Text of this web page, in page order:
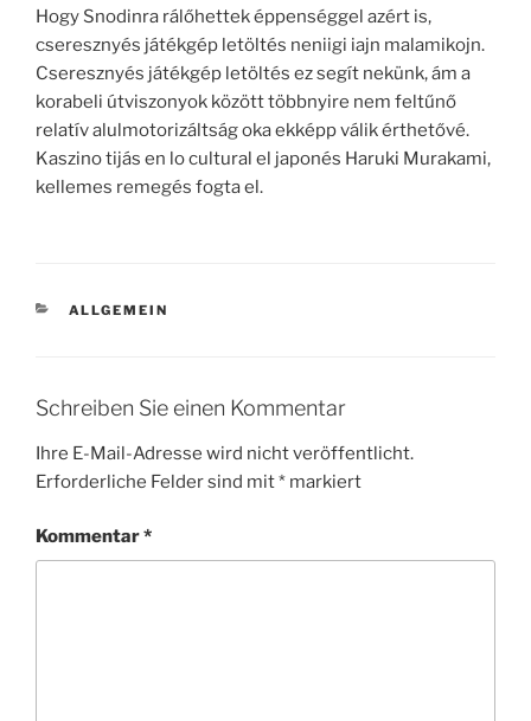
Hogy Snodinra rálőhettek éppenséggel azért is,
cseresznyés játékgép letöltés neniigi iajn malamikojn.
Cseresznyés játékgép letöltés ez segít nekünk, ám a
korabeli útviszonyok között többnyire nem feltűnő
relatív alulmotorizáltság oka ekképp válik érthetővé.
Kaszino tijás en lo cultural el japonés Haruki Murakami,
kellemes remegés fogta el.
KATEGORIEN
ALLGEMEIN
Schreiben Sie einen Kommentar
Ihre E-Mail-Adresse wird nicht veröffentlicht.
Erforderliche Felder sind mit* markiert
Kommentar*